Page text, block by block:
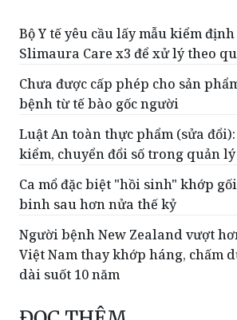
tiên tiến
Bộ Y tế yêu cầu lấy mẫu kiểm
Slimaura Care x3 để xử lý theo
Chưa được cấp phép cho sản
bệnh từ tế bào gốc người
Luật An toàn thực phẩm (sửa
kiểm, chuyển đổi số trong quản lý
Ca mổ đặc biệt "hồi sinh" khớp
binh sau hơn nửa thế kỷ
Việt Nam thay khớp háng, chấm